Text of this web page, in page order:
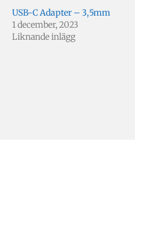
USB-C Adapter – 3,5mm
1 december, 2023
Liknande inlägg